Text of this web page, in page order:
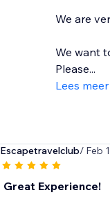
We are
We want
Please...
Lees meer
Escapetravelclub/ Feb
Great Experience!